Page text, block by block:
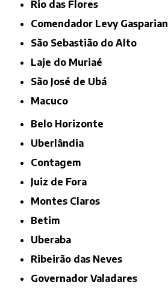
Rio das Flores
Comendador Levy Gasparian
São Sebastião do Alto
Laje do Muriaé
São José de Ubá
Macuco
Belo Horizonte
Uberlândia
Contagem
Juiz de Fora
Montes Claros
Betim
Uberaba
Ribeirão das Neves
Governador Valadares